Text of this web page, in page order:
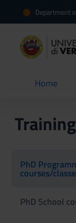
Department
Home
current
PhD
courses/
PhD School